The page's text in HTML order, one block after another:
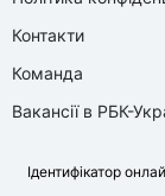
Контакти
Команда
Вакансії в РБК-
Ідентифікатор